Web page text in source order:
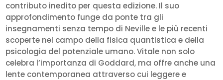
contributo inedito per questa edizione. Il suo
approfondimento funge da ponte tra gli
insegnamenti senza tempo di Neville e le più recenti
scoperte nel campo della fisica quantistica e della
psicologia del potenziale umano. Vitale non solo
celebra l’importanza di Goddard, ma offre anche una
lente contemporanea attraverso cui leggere e